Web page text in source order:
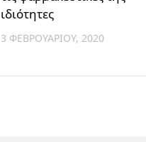
ιδιότητες
3 ΦΕΒΡΟΥΑΡΊΟΥ, 2020